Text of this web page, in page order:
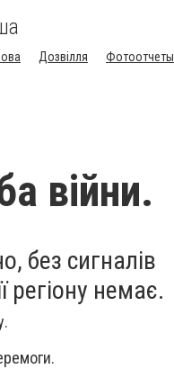
Дозвілля Фотоотчеты
війни.
без сигналів
регіону немає.